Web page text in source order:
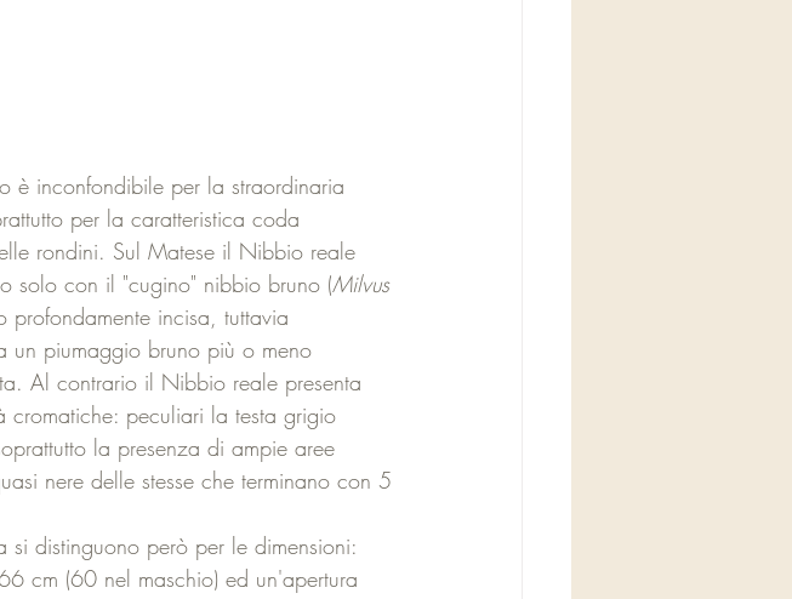
è inconfondibile per la straordinaria
per la caratteristica coda
rondini. Sul Matese il Nibbio reale
solo con il "cugino" nibbio bruno (Milvus
profondamente incisa, tuttavia
un piumaggio bruno più o meno
Al contrario il Nibbio reale presenta
peculiari la testa grigio
la presenza di ampie aree
nere delle stesse che terminano con 5
si distinguono però per le dimensioni:
cm (60 nel maschio) ed un'apertura